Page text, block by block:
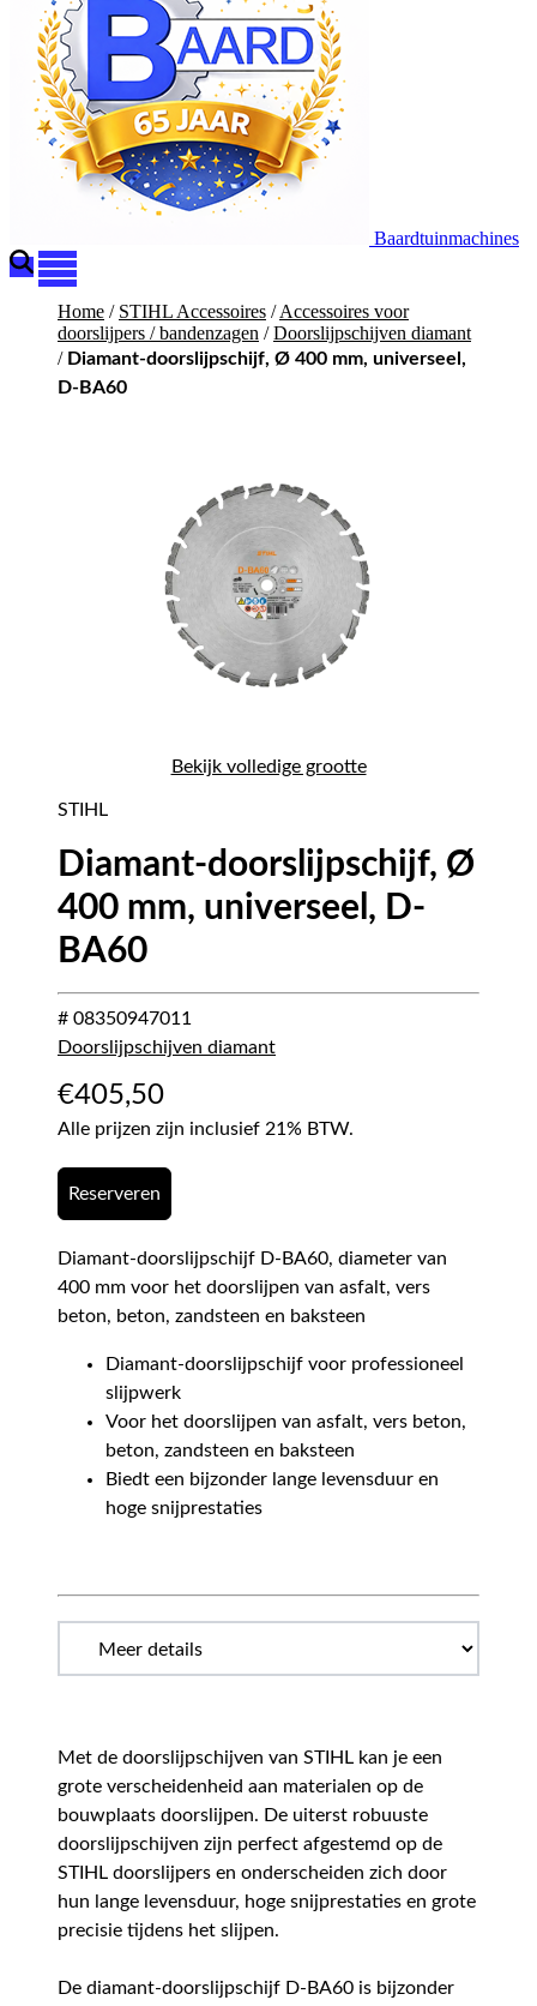
Baardtuinmachines
Home / STIHL Accessoires /Accessoires voor
doorslijpers / bandenzagen /Doorslijpschijven diamant
/ Diamant-doorslijpschijf, Ø 400 mm, universeel,
D-BA60
Bekijk volledige grootte
STIHL
Diamant-doorslijpschijf, Ø
400 mm, universeel, D-
BA60
# 08350947011
Doorslijpschijven diamant
€405,50
Alle prijzen zijn inclusief 21% BTW.
Reserveren
Diamant-doorslijpschijf D-BA60, diameter van
400 mm voor het doorslijpen van asfalt, vers
beton, beton, zandsteen en baksteen
Diamant-doorslijpschijf voor professioneel
slijpwerk
Voor het doorslijpen van asfalt, vers beton,
beton, zandsteen en baksteen
Biedt een bijzonder lange levensduur en
hoge snijprestaties
Met de doorslijpschijven van STIHL kan je een
grote verscheidenheid aan materialen op de
bouwplaats doorslijpen. De uiterst robuuste
doorslijpschijven zijn perfect afgestemd op de
STIHL doorslijpers en onderscheiden zich door
hun lange levensduur, hoge snijprestaties en grote
precisie tijdens het slijpen.
De diamant-doorslijpschijf D-BA60 is bijzonder